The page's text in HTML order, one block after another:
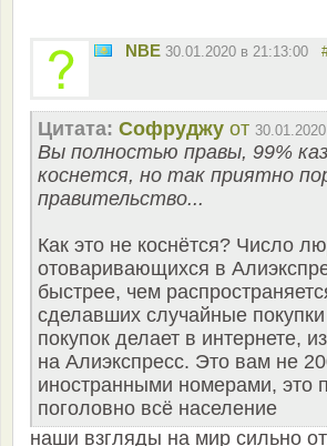
NBE 30.01.2020 в 21:13:00
Цитата: Софруджу от
Вы полностью правы, 99%
коснется, но так приятно
правительство...
Как это не коснётся? Число
отоваривающихся в
быстрее, чем
сделавших случайные
покупок делает в интернете,
на Алиэкспресс. Это вам не
иностранными номерами, это
поголовно всё население
наши взгляды на мир сильно